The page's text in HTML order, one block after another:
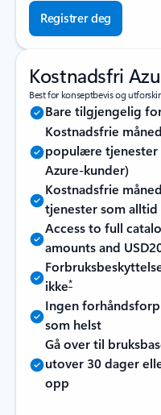
Registrer deg
Kostnadsfri
Best for konseptbevis og
Bare tilgjengelig
Kostnadsfrie
populære tjenester
Azure-kunder)
Kostnadsfrie
tjenester som
Access to full
amounts and
ikke*
Ingen
som helst
Gå over til
utover 30 dager
opp